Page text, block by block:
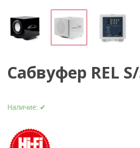
Сабвуфер REL
Наличие: ✔